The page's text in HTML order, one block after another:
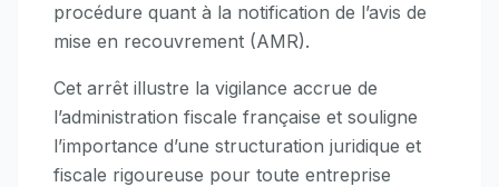
procédure quant à la notification de l’avis de
mise en recouvrement (AMR).
Cet arrêt illustre la vigilance accrue de
l’administration fiscale française et souligne
l’importance d’une structuration juridique et
fiscale rigoureuse pour toute entreprise